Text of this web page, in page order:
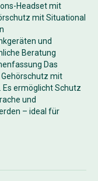
Headset mit
mit Situational
und
Beratung
Das
mit
ermöglicht Schutz
und
– ideal für